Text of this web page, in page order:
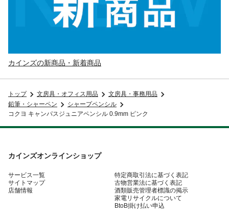
カインズの新商品・新着商品
トップ 文房具・オフィス用品
文房具・事務用品
鉛筆・シャーペン
シャープペンシル
コクヨ キャンパスジュニアペンシル 0.9mm ピンク
カインズオンラインショップ
サービス一覧
サイトマップ
店舗情報
特定商取引法に基づく表記
古物営業法に基づく表記
酒類販売管理者標識の掲示
家電リサイクルについて
BtoB掛け払い申込